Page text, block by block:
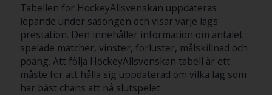
Tabellen för HockeyAllsvenskan uppdateras
löpande under säsongen och visar varje lags
prestation. Den innehåller information om antalet
spelade matcher, vinster, förluster, målskillnad och
poäng. Att följa HockeyAllsvenskan tabell är ett
måste för att hålla sig uppdaterad om vilka lag som
har bäst chans att nå slutspelet.